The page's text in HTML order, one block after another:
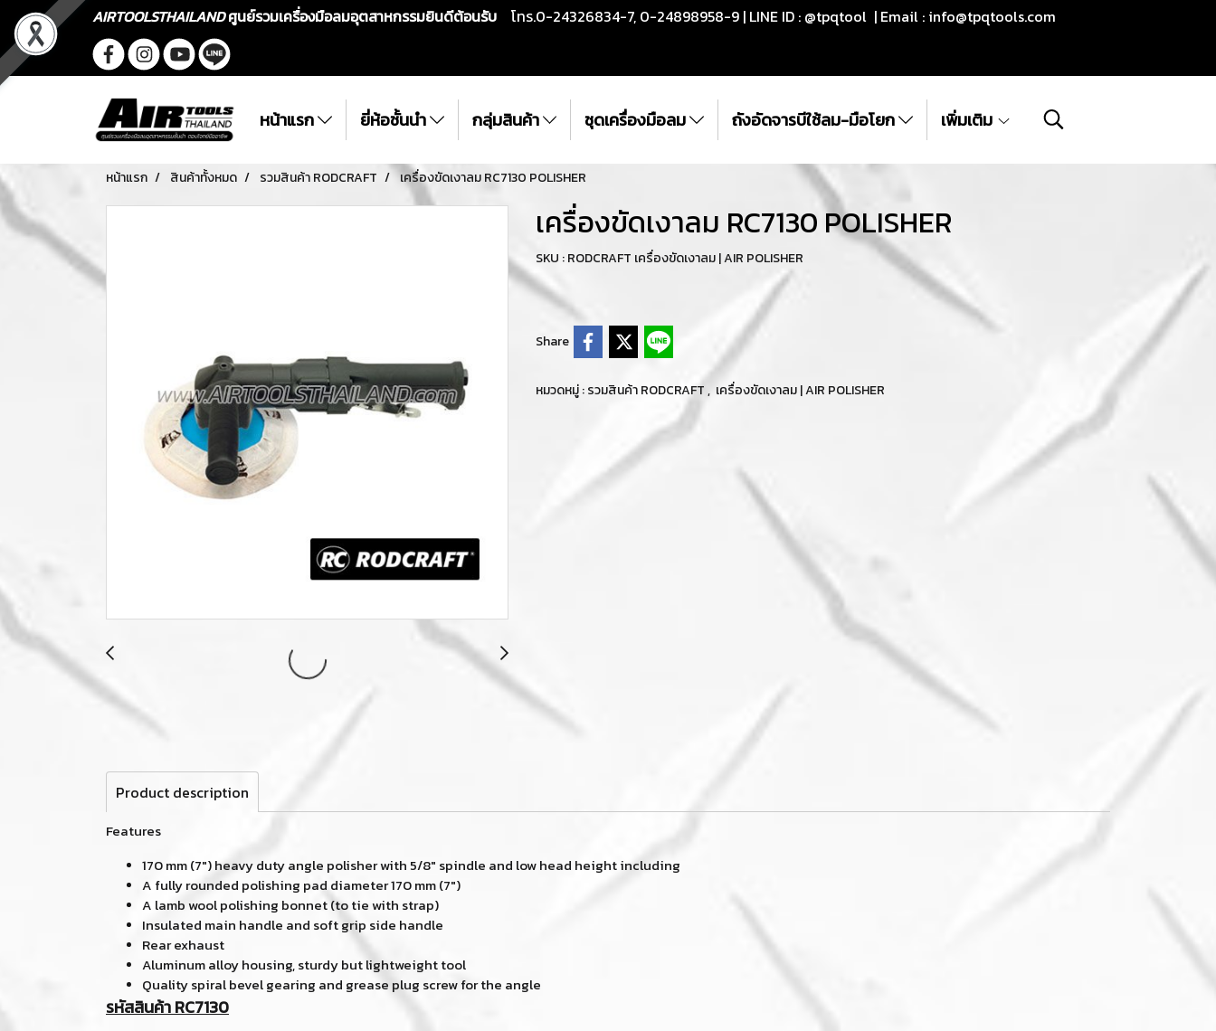
AIRTOOLSTHAILANDศูนย์รวมเครื่องมือลมอุตสาหกรรมยินดีต้อนรับ โทร.0-24326834-7, 0-24898958-9 | LINE ID : @tpqtool | Email : info@tpqtools.com
หน้าแรก ยี่ห้อชั้นนำ กลุ่มสินค้า ชุดเครื่องมือลม ถังอัดจารบีใช้ลม-มือโยก เพิ่มเติม
หน้าแรก สินค้าทั้งหมด รวมสินค้า RODCRAFT เครื่องขัดเงาลม RC7130 POLISHER
เครื่องขัดเงาลม RC7130 POLISHER
SKU : RODCRAFT เครื่องขัดเงาลม | AIR POLISHER
Share
หมวดหมู่ :รวมสินค้า RODCRAFT, เครื่องขัดเงาลม | AIR POLISHER
Product description
Features
170 mm (7") heavy duty angle polisher with 5/8" spindle and low head height including
A fully rounded polishing pad diameter 170 mm (7")
A lamb wool polishing bonnet (to tie with strap)
Insulated main handle and soft grip side handle
Rear exhaust
Aluminum alloy housing, sturdy but lightweight tool
Quality spiral bevel gearing and grease plug screw for the angle
รหัสสินค้า RC7130